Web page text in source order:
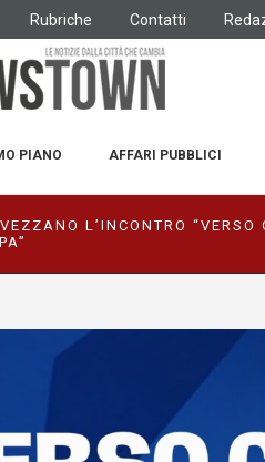
Rubriche Contatti
PIANO AFFARI PUBBLICI
L’INCONTRO “VERSO